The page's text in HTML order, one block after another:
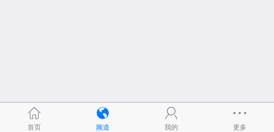
首页 频道 我的 更多